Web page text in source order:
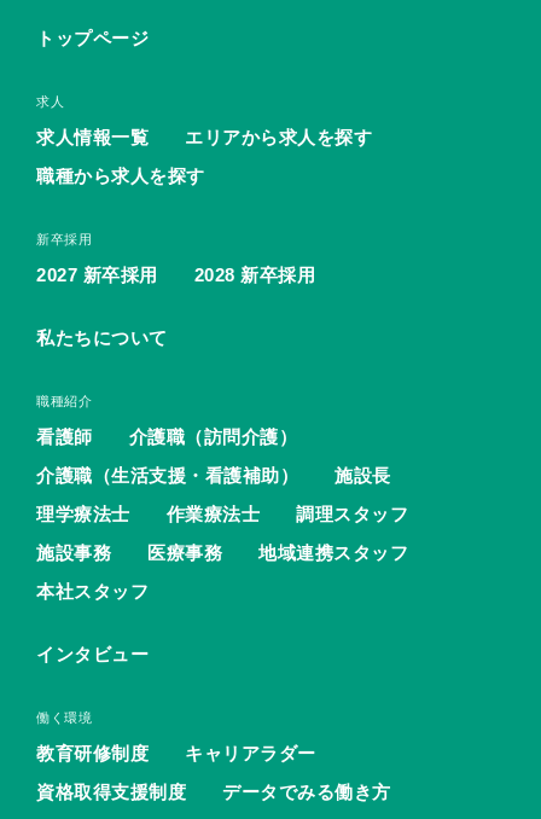
トップページ
求人
求人情報一覧
エリアから求人を探す
職種から求人を探す
新卒採用
2027 新卒採用 2028 新卒採用
私たちについて
職種紹介
看護師
介護職（訪問介護）
介護職（生活支援・看護補助）
施設長
理学療法士
作業療法士
調理スタッフ
施設事務
医療事務
地域連携スタッフ
本社スタッフ
インタビュー
働く環境
教育研修制度
キャリアラダー
資格取得支援制度
データでみる働き方